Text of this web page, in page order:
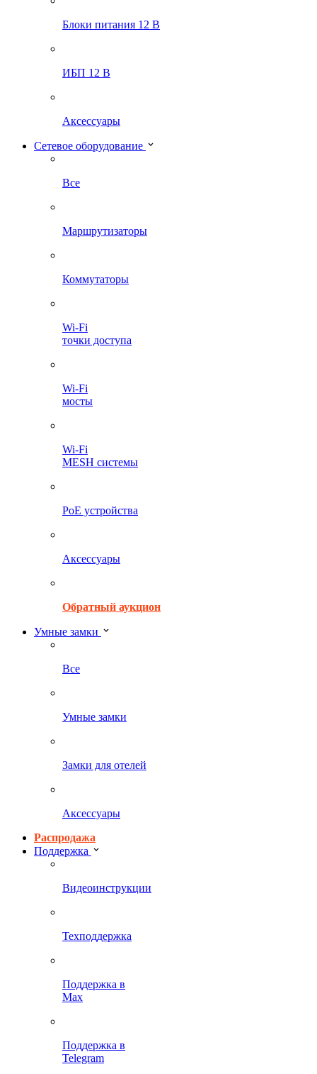
Блоки питания 12 В
ИБП 12 В
Аксессуары
Сетевое оборудование
Все
Маршрутизаторы
Коммутаторы
Wi-Fi
точки доступа
Wi-Fi
мосты
Wi-Fi
MESH системы
PoE устройства
Аксессуары
Обратный аукцион
Умные замки
Все
Умные замки
Замки для отелей
Аксессуары
Распродажа
Поддержка
Видеоинструкции
Техподдержка
Поддержка в
Max
Поддержка в
Telegram